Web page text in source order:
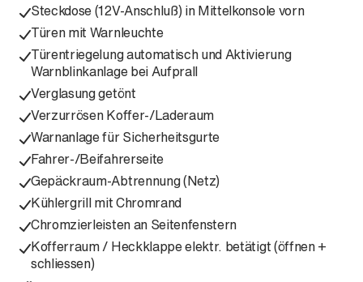
Steckdose (12V-Anschluß) in Mittelkonsole vorn
Türen mit Warnleuchte
Türentriegelung automatisch und Aktivierung
Warnblinkanlage bei Aufprall
Verglasung getönt
Verzurrösen Koffer-/Laderaum
Warnanlage für Sicherheitsgurte
Fahrer-/Beifahrerseite
Gepäckraum-Abtrennung (Netz)
Kühlergrill mit Chromrand
Chromzierleisten an Seitenfenstern
Kofferraum / Heckklappe elektr. betätigt (öffnen +
schliessen)